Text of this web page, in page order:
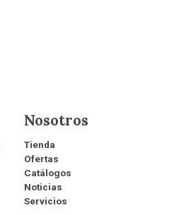
Nosotros
Tienda
Ofertas
Catálogos
Noticias
Servicios